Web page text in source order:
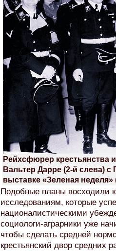
Рейхсфюрер крестьянства
Вальтер Дарре (2-й слева)
выставке «Зеленая неделя»
Подобные планы восходили
исследованиям, которые
националистическими
социологи-аграрники уже
чтобы сделать средней
крестьянский двор средних